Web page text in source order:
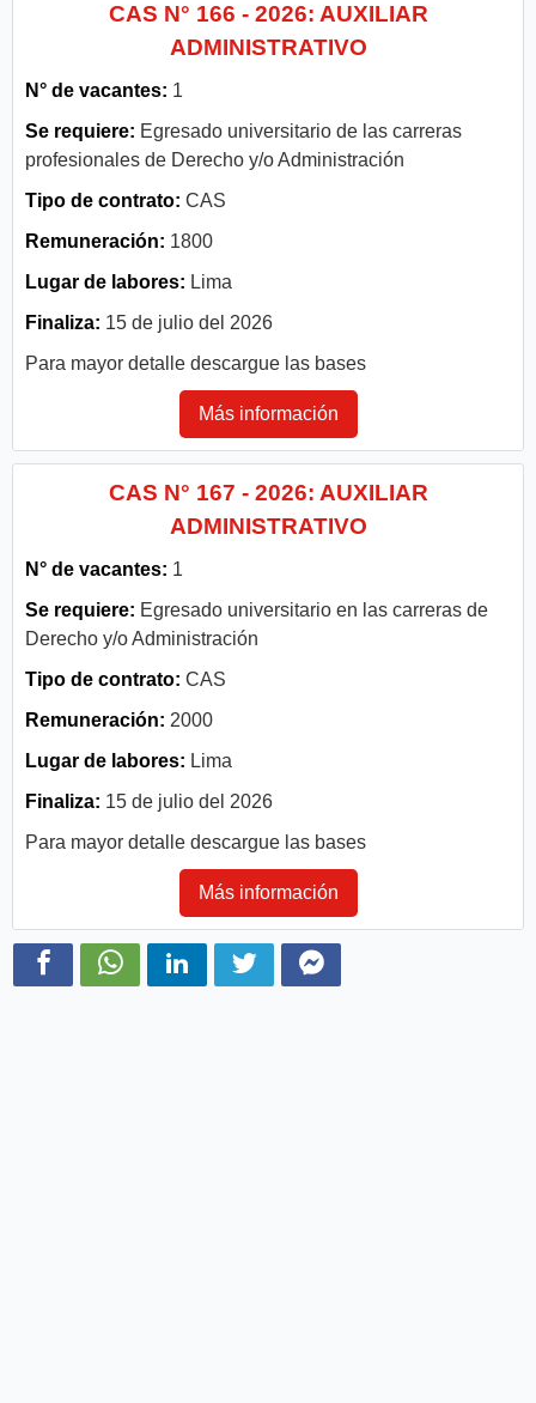
CAS N° 166 - 2026: AUXILIAR
ADMINISTRATIVO
N° de vacantes: 1
Se requiere: Egresado universitario de las carreras
profesionales de Derecho y/o Administración
Tipo de contrato: CAS
Remuneración: 1800
Lugar de labores: Lima
Finaliza: 15 de julio del 2026
Para mayor detalle descargue las bases
Más información
CAS N° 167 - 2026: AUXILIAR
ADMINISTRATIVO
N° de vacantes: 1
Se requiere: Egresado universitario en las carreras de
Derecho y/o Administración
Tipo de contrato: CAS
Remuneración: 2000
Lugar de labores: Lima
Finaliza: 15 de julio del 2026
Para mayor detalle descargue las bases
Más información